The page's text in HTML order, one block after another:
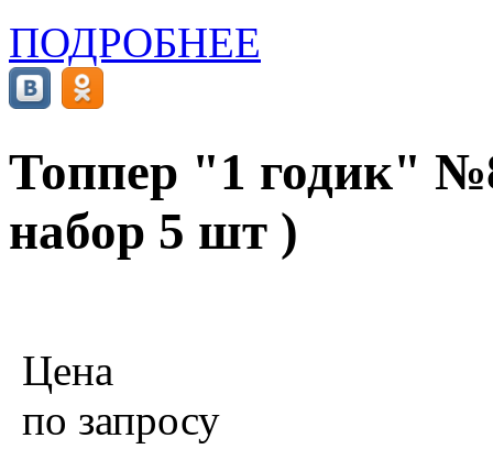
ПОДРОБНЕЕ
Топпер "1 годик"
набор 5 шт )
Цена
по запросу